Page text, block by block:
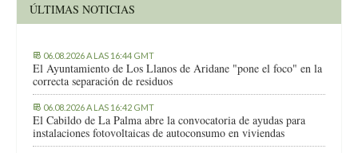
ÚLTIMAS NOTICIAS
06.08.2026 A LAS 16:44 GMT
El Ayuntamiento de Los Llanos de Aridane "pone el foco" en la
correcta separación de residuos
06.08.2026 A LAS 16:42 GMT
El Cabildo de La Palma abre la convocatoria de ayudas para
instalaciones fotovoltaicas de autoconsumo en viviendas